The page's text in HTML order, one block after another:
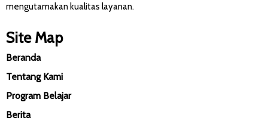
mengutamakan kualitas layanan.
Site Map
Beranda
Tentang Kami
Program Belajar
Berita